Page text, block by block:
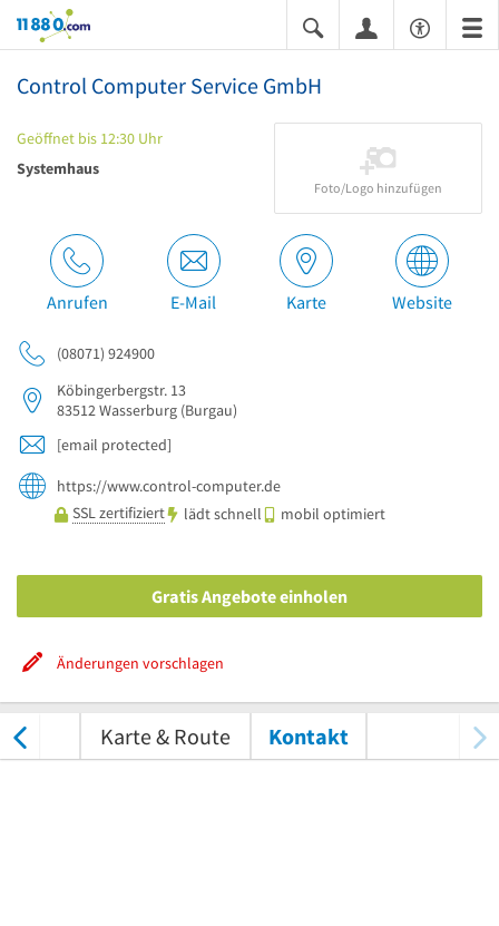
11880.com
Control Computer Service GmbH
Geöffnet bis 12:30 Uhr
Systemhaus
Foto/Logo hinzufügen
Anrufen E-Mail Karte Website
(08071) 924900
Köbingerbergstr. 13
83512Wasserburg (Burgau)
[email protected]
https://www.control-computer.de
SSL zertifiziert
lädt schnell mobil optimiert
Gratis Angebote einholen
Änderungen vorschlagen
Karte & Route Kontakt